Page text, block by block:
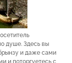
душе. Здесь вы
и даже сами